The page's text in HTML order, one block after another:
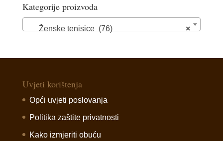
Kategorije proizvoda
×
Ženske tenisice (76)
Uvjeti korištenja
Opći uvjeti poslovanja
Politika zaštite privatnosti
Kako izmjeriti obuću